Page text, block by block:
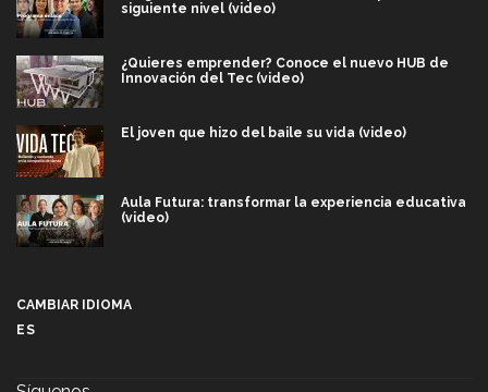
siguiente nivel (video)
¿Quieres emprender? Conoce el nuevo HUB de
Innovación del Tec (video)
El joven que hizo del baile su vida (video)
Aula Futura: transformar la experiencia educativa
(video)
CAMBIAR IDIOMA
ES